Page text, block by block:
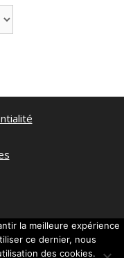
la meilleure expérience
ce dernier, nous
des cookies.